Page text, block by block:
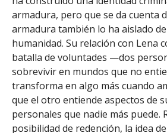
armadura, pero que se da cuenta
armadura también lo ha aislado
humanidad. Su relación con Lena
batalla de voluntades —dos
sobrevivir en mundos que no
transforma en algo más cuando
que el otro entiende aspectos de
personales que nadie más puede.
posibilidad de redención, la idea